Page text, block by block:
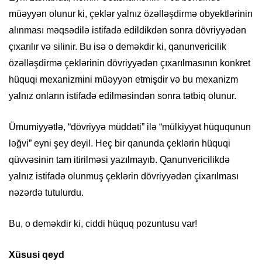
müəyyən olunur ki, çeklər yalnız özəlləşdirmə obyektlərinin
alınması məqsədilə istifadə edildikdən sonra dövriyyədən
çıxarılır və silinir. Bu isə o deməkdir ki, qanunvericilik
özəlləşdirmə çeklərinin dövriyyədən çıxarılmasının konkret
hüquqi mexanizmini müəyyən etmişdir və bu mexanizm
yalnız onların istifadə edilməsindən sonra tətbiq olunur.
Ümumiyyətlə, “dövriyyə müddəti” ilə “mülkiyyət hüququnun
ləğvi” eyni şey deyil. Heç bir qanunda çeklərin hüquqi
qüvvəsinin tam itirilməsi yazılmayıb. Qanunvericilikdə
yalnız istifadə olunmuş çeklərin dövriyyədən çixarılması
nəzərdə tutulurdu.
Bu, o deməkdir ki, ciddi hüquq pozuntusu var!
Xüsusi qeyd